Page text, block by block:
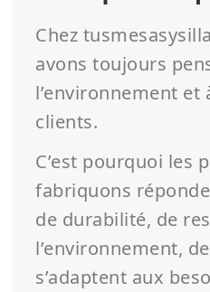
Chez
avons toujours
l’environnement et
clients.
C’est pourquoi les
fabriquons
de durabilité, de
l’environnement,
s’adaptent aux